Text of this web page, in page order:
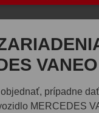
prípadne
MERCEDES